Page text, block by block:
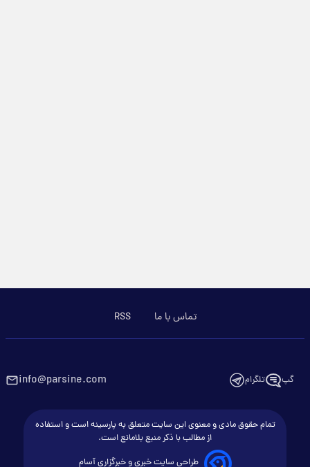
تماس با ما RSS
گپ تلگرام info@parsine.com
تمام حقوق مادی و معنوی این سایت متعلق به پارسینه است و استفاده
از مطالب با ذکر منبع بلامانع است.
طراحی سایت خبری و خبرگزاری آسام